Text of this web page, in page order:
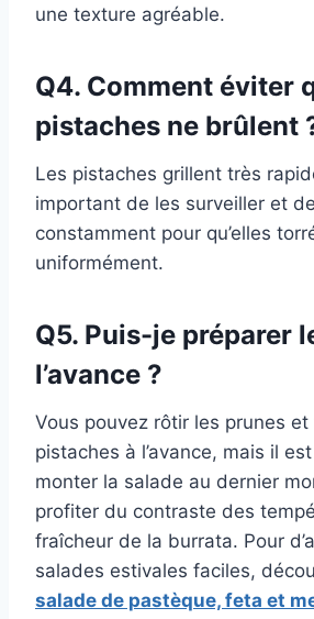
une texture agréable.
Q4. Comment éviter
pistaches ne brûlent
Les pistaches grillent très
important de les surveiller et
constamment pour qu’elles
uniformément.
Q5. Puis-je préparer
l’avance ?
Vous pouvez rôtir les prunes
pistaches à l’avance, mais il
monter la salade au dernier
profiter du contraste des
fraîcheur de la burrata. Pour
salades estivales faciles,
salade de pastèque, feta et